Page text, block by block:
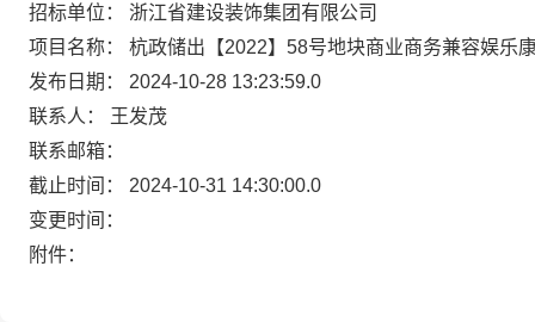
招标单位：
浙江省建设装饰集团有限公司
项目名称：
杭政储出【2022】58号地块商业商务兼容娱乐
发布日期：
2024-10-28 13:23:59.0
联系人：
王发茂
联系邮箱：
截止时间：
2024-10-31 14:30:00.0
变更时间：
附件：